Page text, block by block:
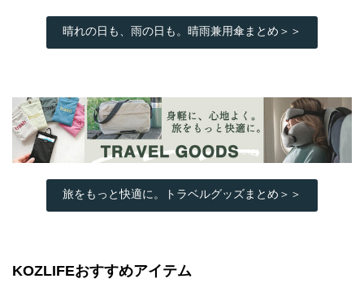
晴れの日も、雨の日も。晴雨兼用傘まとめ＞＞
旅をもっと快適に。トラベルグッズまとめ＞＞
KOZLIFEおすすめアイテム